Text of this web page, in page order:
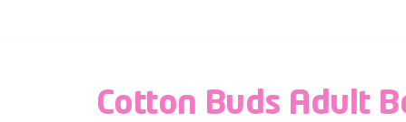
Cotton Buds Adult